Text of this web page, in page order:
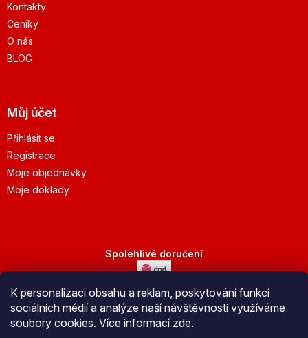
K personalizaci obsahu a reklam, poskytování funkcí
sociálních médií a analýze naší návštěvnosti využíváme
soubory cookies. Více informací zde.
Kontakty
Ceníky
O nás
BLOG
Můj účet
Přihlásit se
Registrace
Moje objednávky
Moje doklady
Spolehlivé doručení
Bezpečná platba